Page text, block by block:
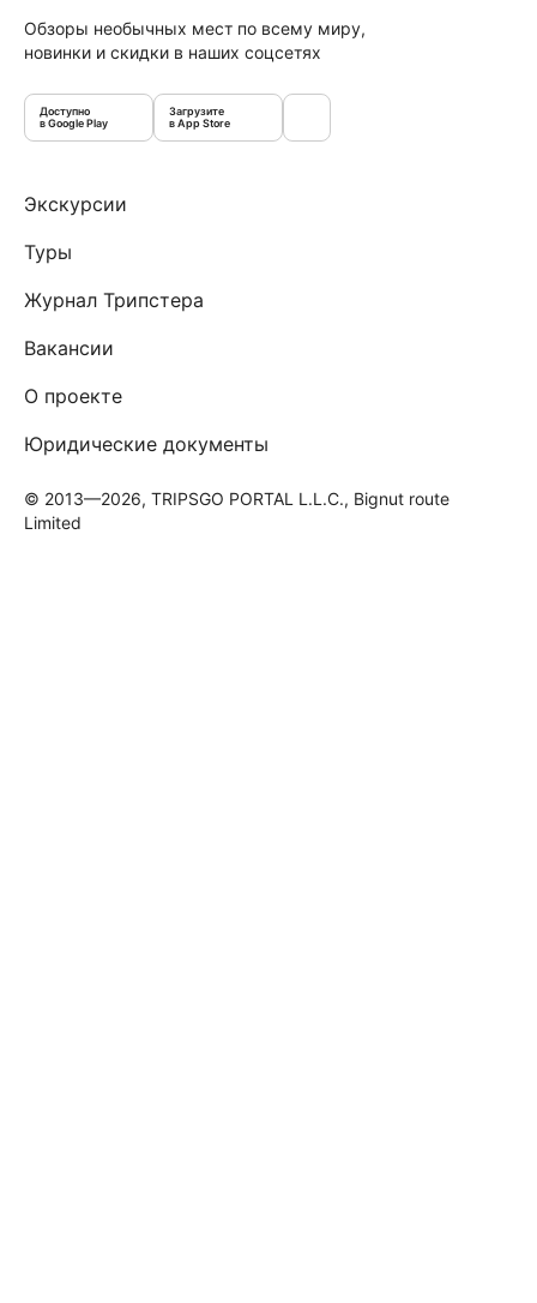
Обзоры необычных мест по всему миру,
новинки и скидки в наших соцсетях
Доступно
в Google Play
Загрузите
в App Store
Экскурсии
Туры
Журнал Трипстера
Вакансии
О проекте
Юридические документы
© 2013—2026, TRIPSGO PORTAL L.L.C., Bignut route
Limited